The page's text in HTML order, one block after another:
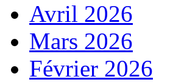
Avril 2026
Mars 2026
Février 2026